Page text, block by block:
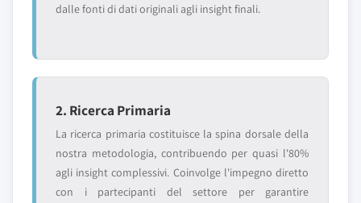
dalle fonti di dati originali agli insight finali.
2. Ricerca Primaria
La ricerca primaria costituisce la spina dorsale della
nostra metodologia, contribuendo per quasi l'80%
agli insight complessivi. Coinvolge l'impegno diretto
con i partecipanti del settore per garantire